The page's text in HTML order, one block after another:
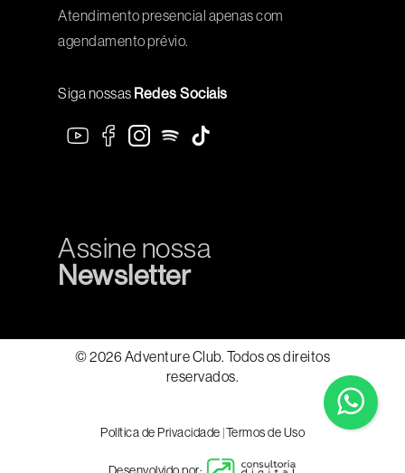
Atendimento presencial apenas com
agendamento prévio.
Siga nossas Redes Sociais
Assine nossa
Newsletter
© 2026 Adventure Club. Todos os direitos
reservados.
Política de Privacidade |Termos de Uso